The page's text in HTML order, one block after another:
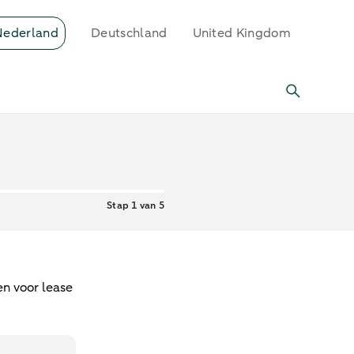
Deutschland United Kingdom
Stap 1 van 5
voor lease